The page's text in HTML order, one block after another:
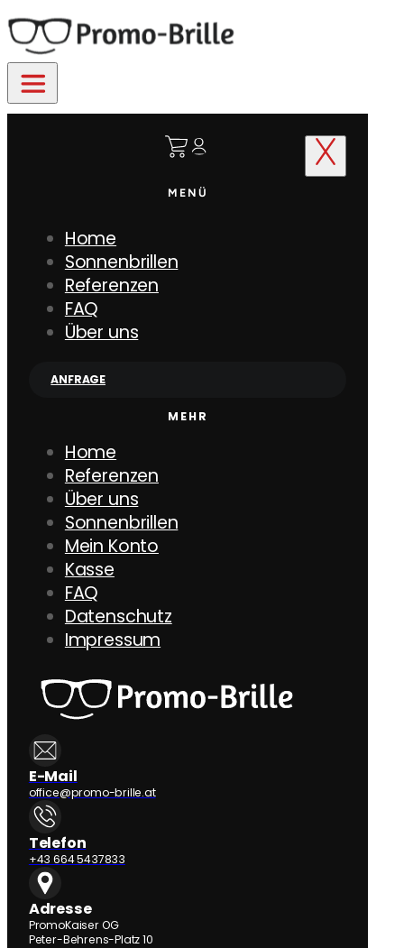
MENÜ
Home
Sonnenbrillen
Referenzen
FAQ
Über uns
ANFRAGE
MEHR
Home
Referenzen
Über uns
Sonnenbrillen
Mein Konto
Kasse
FAQ
Datenschutz
Impressum
E-Mail
office@promo-brille.at
Telefon
+43 664 5437833
Adresse
PromoKaiser OG
Peter-Behrens-Platz 10